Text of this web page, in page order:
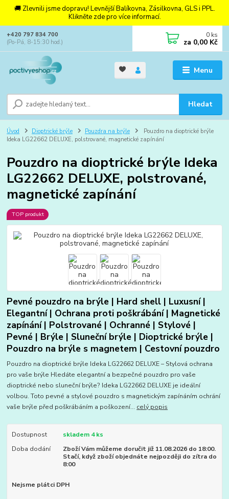
🚚 Zlevnili jsme dopravu! Levnější Balíkovna, Zásilkovna, GLS i PPL.
Klikněte zde pro více informací.
Menu
Hledat
+420 797 834 700
(Po-Pá, 8-15:30 hod.)
0 ks
za 0,00 Kč
Úvod Dioptrické brýle Pouzdra na brýle
Pouzdro na dioptrické brýle
Ideka LG22662 DELUXE, polstrované, magnetické zapínání
Pouzdro na dioptrické brýle Ideka
LG22662 DELUXE, polstrované,
magnetické zapínání
TOP produkt
Pevné pouzdro na brýle | Hard shell | Luxusní |
Elegantní | Ochrana proti poškrábání | Magnetické
zapínání | Polstrované | Ochranné | Stylové |
Pevné | Brýle | Sluneční brýle | Dioptrické brýle |
Pouzdro na brýle s magnetem | Cestovní pouzdro
Pouzdro na dioptrické brýle Ideka LG22662 DELUXE – Stylová ochrana
pro vaše brýle Hledáte elegantní a bezpečné pouzdro pro vaše
dioptrické nebo sluneční brýle? Ideka LG22662 DELUXE je ideální
volbou. Toto pevné a stylové pouzdro s magnetickým zapínáním ochrání
vaše brýle před poškrábáním a poškození... celý popis
Dostupnost
skladem 4 ks
Doba dodání
Zboží Vám můžeme doručit již 11.08.2026 do 18:00.
Stačí, když zboží objednáte nejpozději do zítra do
8:00
Nejsme plátci DPH